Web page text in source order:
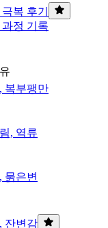
복 후기
과정 기록
복부팽만
, 역류
묽은변
잔변감